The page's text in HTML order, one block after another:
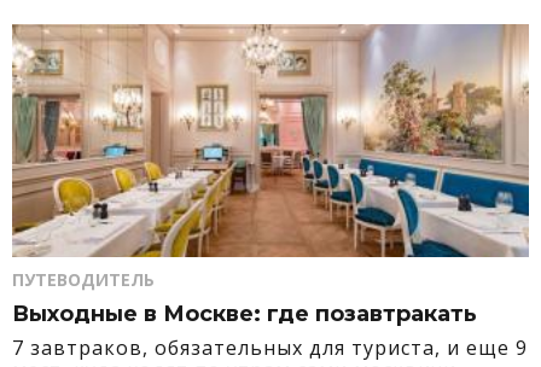
ПУТЕВОДИТЕЛЬ
Выходные в Москве: где позавтракать
7 завтраков, обязательных для туриста, и еще 9